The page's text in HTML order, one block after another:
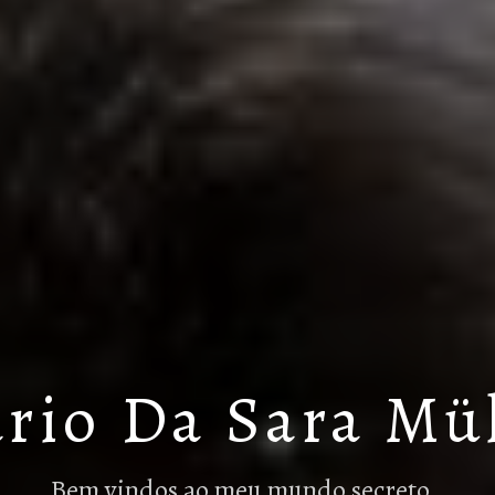
Da Sara